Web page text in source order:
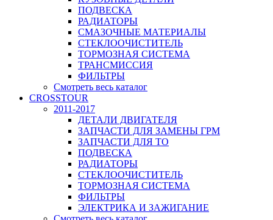
ПОДВЕСКА
РАДИАТОРЫ
СМАЗОЧНЫЕ МАТЕРИАЛЫ
СТЕКЛООЧИСТИТЕЛЬ
ТОРМОЗНАЯ СИСТЕМА
ТРАНСМИССИЯ
ФИЛЬТРЫ
Смотреть весь каталог
CROSSTOUR
2011-2017
ДЕТАЛИ ДВИГАТЕЛЯ
ЗАПЧАСТИ ДЛЯ ЗАМЕНЫ ГРМ
ЗАПЧАСТИ ДЛЯ ТО
ПОДВЕСКА
РАДИАТОРЫ
СТЕКЛООЧИСТИТЕЛЬ
ТОРМОЗНАЯ СИСТЕМА
ФИЛЬТРЫ
ЭЛЕКТРИКА И ЗАЖИГАНИЕ